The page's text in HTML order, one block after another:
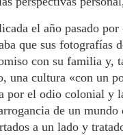
el año pasado
que sus fotografías
con su familia y,
una cultura «con un
por el odio colonial y
de un
a un lado y